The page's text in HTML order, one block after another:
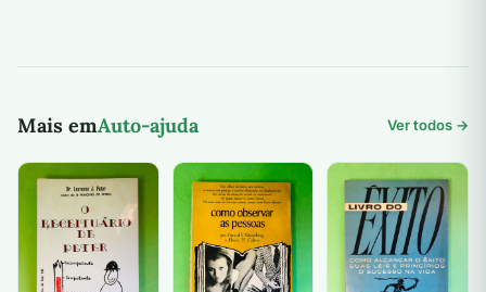
Mais emAuto-ajuda Ver todos →